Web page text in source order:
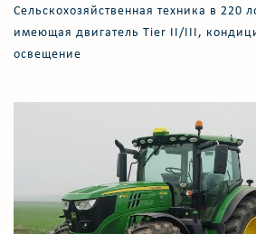
Сельскохозяйственная техника в 220
имеющая двигатель Tier II/III,
освещение